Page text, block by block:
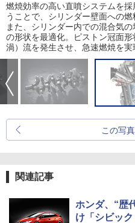
燃焼効率の高い直噴システムを
うことで、シリンダー壁面への
また、シリンダー内での混合気
の形状を最適化。ピストン冠面
渦）流を発生させ、急速燃焼を実
この写
関連記事
ホンダ、“歴
け「シビッ